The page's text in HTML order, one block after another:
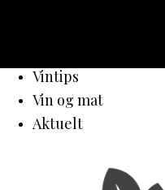
Vintips
Vin og mat
Aktuelt